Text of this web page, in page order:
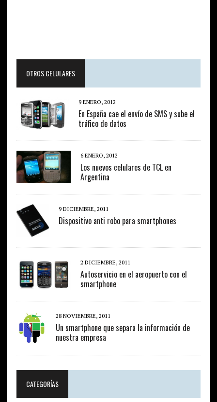
OTROS CELULARES
9 ENERO, 2012
En España cae el envío de SMS y sube el
tráfico de datos
6 ENERO, 2012
Los nuevos celulares de TCL en
Argentina
9 DICIEMBRE, 2011
Dispositivo anti robo para smartphones
2 DICIEMBRE, 2011
Autoservicio en el aeropuerto con el
smartphone
28 NOVIEMBRE, 2011
Un smartphone que separa la información de
nuestra empresa
CATEGORÍAS